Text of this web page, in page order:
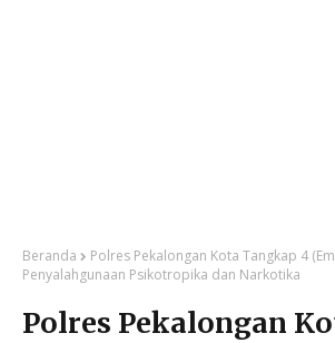
Beranda
Polres Pekalongan Kota Tangkap 4
Penyalahgunaan Psikotropika dan Narkotika
Polres Pekalongan